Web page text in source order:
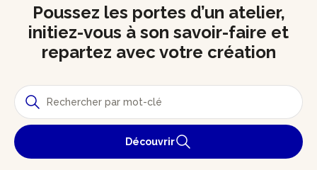
Poussez les portes d’un atelier,
initiez-vous à son savoir-faire et
repartez avec votre création
Découvrir